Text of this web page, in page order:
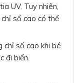
UV. Tuy nhiên,
số cao có thể
chỉ số cao khi bé
đi biển.